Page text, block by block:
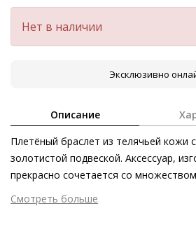
Нет в наличии
Эксклюзивно
Описание
Плетёный браслет из телячьей кожи
золотистой подвеской. Аксессуар,
прекрасно сочетается со
Смотреть больше